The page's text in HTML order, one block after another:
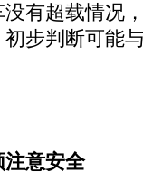
有超载情况
步判断可能
注意安全